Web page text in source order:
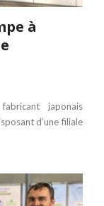
à
japonais
d’une filiale